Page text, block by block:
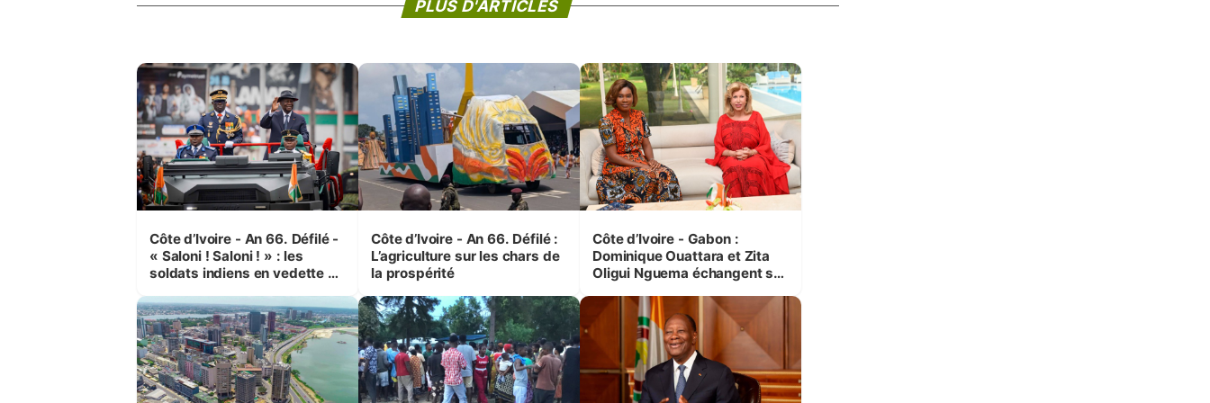
PLUS D'ARTICLES
Côte d’Ivoire - An 66. Défilé -
« Saloni ! Saloni ! » : les
soldats indiens en vedette à
Côte d’Ivoire - An 66. Défilé :
L’agriculture sur les chars de
la prospérité
Côte d’Ivoire - Gabon :
Dominique Ouattara et Zita
Oligui Nguema échangent sur
femmes et des enfants